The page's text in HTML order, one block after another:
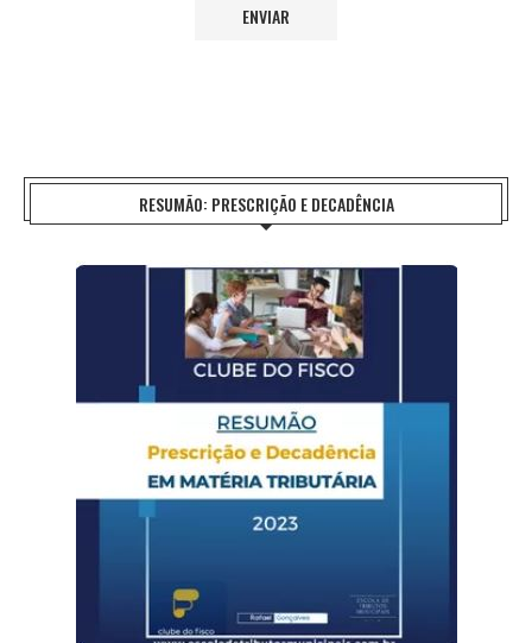
RESUMÃO: PRESCRIÇÃO E DECADÊNCIA